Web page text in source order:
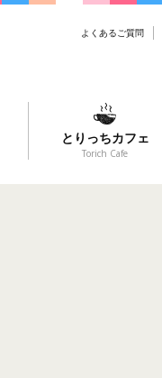
よくあるご質問
とりっちカフェ
Torich Cafe